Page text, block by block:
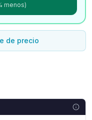
menos)
de precio